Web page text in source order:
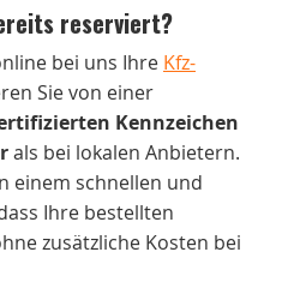
reserviert?
bei uns Ihre Kfz-
Sie von einer
Kennzeichen
als bei lokalen Anbietern.
einem schnellen und
Ihre bestellten
zusätzliche Kosten bei